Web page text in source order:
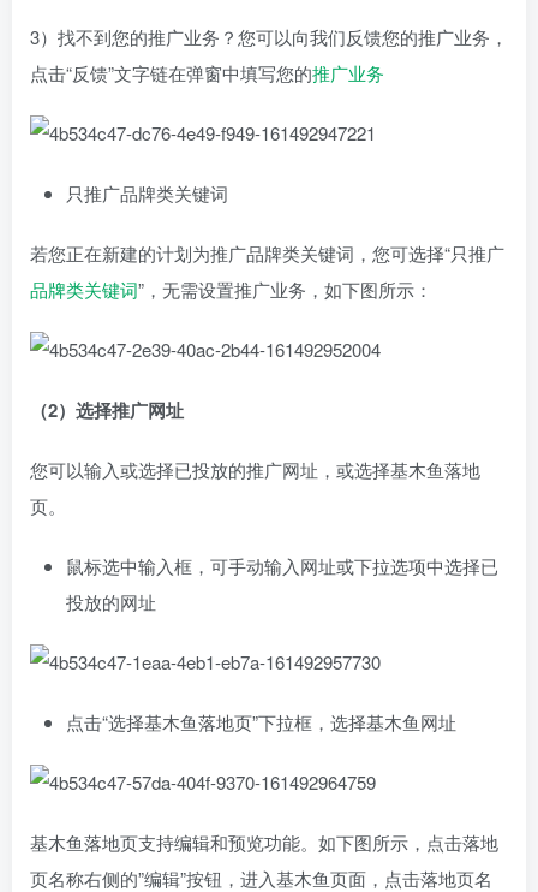
3）找不到您的推广业务？您可以向我们反馈您的推广业务，
点击“反馈”文字链在弹窗中填写您的推广业务
只推广品牌类关键词
若您正在新建的计划为推广品牌类关键词，您可选择“只推广
品牌类关键词”，无需设置推广业务，如下图所示：
（2）选择推广网址
您可以输入或选择已投放的推广网址，或选择基木鱼落地
页。
鼠标选中输入框，可手动输入网址或下拉选项中选择已
投放的网址
点击“选择基木鱼落地页”下拉框，选择基木鱼网址
基木鱼落地页支持编辑和预览功能。如下图所示，点击落地
页名称右侧的”编辑”按钮，进入基木鱼页面，点击落地页名